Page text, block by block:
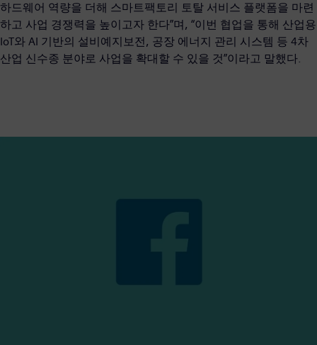
하드웨어 역량을 더해 스마트팩토리 토탈 서비스 플랫폼을 마련
하고 사업 경쟁력을 높이고자 한다”며, “이번 협업을 통해 산업용
IoT와 AI 기반의 설비예지보전, 공장 에너지 관리 시스템 등 4차
산업 신수종 분야로 사업을 확대할 수 있을 것”이라고 말했다.